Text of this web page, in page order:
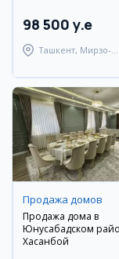
98 500 y.e
Ташкент, Мирзо-
Продажа домов
Продажа дома в
Юнусабадском
Хасанбой